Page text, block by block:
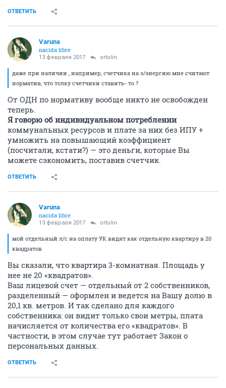
ОТВЕТИТЬ
Varuna
nacida libre
13 февраля 2017 ortolin
даже при наличии , например, счетчика на э/энергию мне считают
норматив, что толку счетчики ставить- то ?
От ОДН по нормативу вообще никто не освобожден
теперь.
Я говорю об индивидуальном потреблении
коммунальных ресурсов и плате за них без ИПУ +
умножить на повышающий коэффициент
(посчитали, кстати?) — это деньги, которые Вы
можете сэкономить, поставив счетчик.
ОТВЕТИТЬ
Varuna
nacida libre
13 февраля 2017 ortolin
мой отдельный л/с на оплату УК видят как отдельную квартиру в 20
квадратов
Вы сказали, что квартира 3-комнатная. Площадь у
нее не 20 «квадратов».
Ваш лицевой счет — отдельный от 2 собственников,
разделенный — оформлен и ведется на Вашу долю в
20,1 кв. метров. И так сделано для каждого
собственника: он видит только свои метры, плата
начисляется от количества его «квадратов». В
частности, в этом случае тут работает Закон о
персональных данных.
ОТВЕТИТЬ